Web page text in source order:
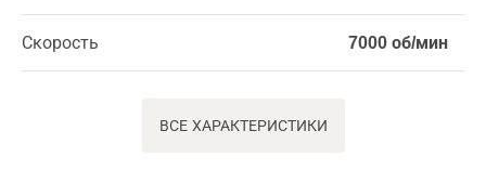
Скорость 7000 об/мин
ВСЕ ХАРАКТЕРИСТИКИ